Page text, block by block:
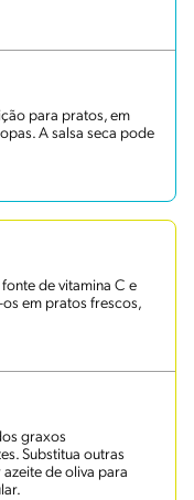
para pratos, em
A salsa seca pode
de vitamina C e
em pratos frescos,
graxos
Substitua outras
de oliva para